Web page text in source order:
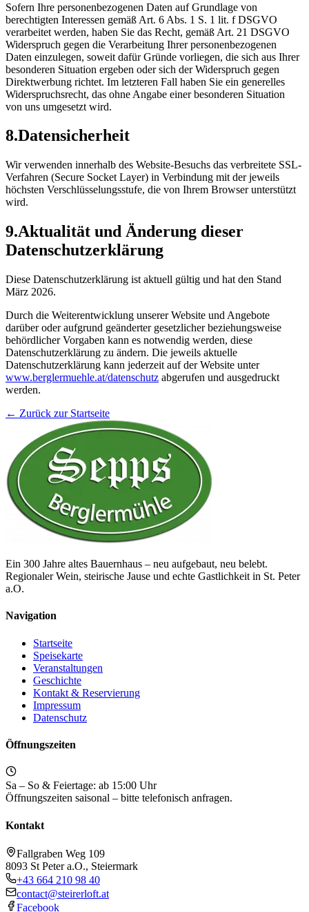
Sofern Ihre personenbezogenen Daten auf Grundlage von
berechtigten Interessen gemäß Art. 6 Abs. 1 S. 1 lit. f DSGVO
verarbeitet werden, haben Sie das Recht, gemäß Art. 21 DSGVO
Widerspruch gegen die Verarbeitung Ihrer personenbezogenen
Daten einzulegen, soweit dafür Gründe vorliegen, die sich aus Ihrer
besonderen Situation ergeben oder sich der Widerspruch gegen
Direktwerbung richtet. Im letzteren Fall haben Sie ein generelles
Widerspruchsrecht, das ohne Angabe einer besonderen Situation
von uns umgesetzt wird.
8.Datensicherheit
Wir verwenden innerhalb des Website-Besuchs das verbreitete SSL-
Verfahren (Secure Socket Layer) in Verbindung mit der jeweils
höchsten Verschlüsselungsstufe, die von Ihrem Browser unterstützt
wird.
9.Aktualität und Änderung dieser
Datenschutzerklärung
Diese Datenschutzerklärung ist aktuell gültig und hat den Stand
März 2026.
Durch die Weiterentwicklung unserer Website und Angebote
darüber oder aufgrund geänderter gesetzlicher beziehungsweise
behördlicher Vorgaben kann es notwendig werden, diese
Datenschutzerklärung zu ändern. Die jeweils aktuelle
Datenschutzerklärung kann jederzeit auf der Website unter
www.berglermuehle.at/datenschutz abgerufen und ausgedruckt
werden.
← Zurück zur Startseite
Ein 300 Jahre altes Bauernhaus – neu aufgebaut, neu belebt.
Regionaler Wein, steirische Jause und echte Gastlichkeit in St. Peter
a.O.
Navigation
Startseite
Speisekarte
Veranstaltungen
Geschichte
Kontakt & Reservierung
Impressum
Datenschutz
Öffnungszeiten
Sa – So & Feiertage: ab 15:00 Uhr
Öffnungszeiten saisonal – bitte telefonisch anfragen.
Kontakt
Fallgraben Weg 109
8093 St Peter a.O., Steiermark
+43 664 210 98 40
contact@steirerloft.at
Facebook